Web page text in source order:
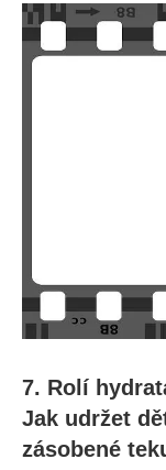
7. Rolí
Jak udržet
zásobené